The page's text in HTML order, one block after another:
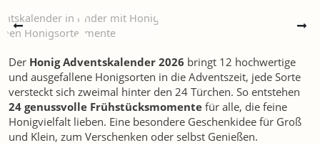
Der Honig Adventskalender 2026 bringt 12 hochwertige
und ausgefallene Honigsorten in die Adventszeit, jede Sorte
versteckt sich zweimal hinter den 24 Türchen. So entstehen
24 genussvolle Frühstücksmomente für alle, die feine
Honigvielfalt lieben. Eine besondere Geschenkidee für Groß
und Klein, zum Verschenken oder selbst Genießen.